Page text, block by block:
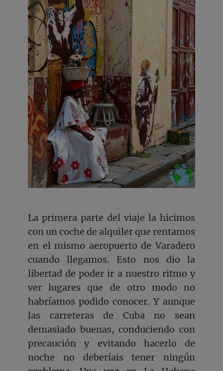
La primera parte del viaje la hicimos
con un coche de alquiler que rentamos
en el mismo aeropuerto de Varadero
cuando llegamos. Esto nos dio la
libertad de poder ir a nuestro ritmo y
ver lugares que de otro modo no
habríamos podido conocer. Y aunque
las carreteras de Cuba no sean
demasiado buenas, conduciendo con
precaución y evitando hacerlo de
noche no deberíais tener ningún